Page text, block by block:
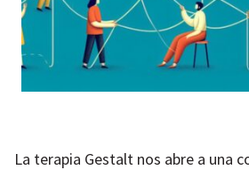
La terapia Gestalt nos abre a una